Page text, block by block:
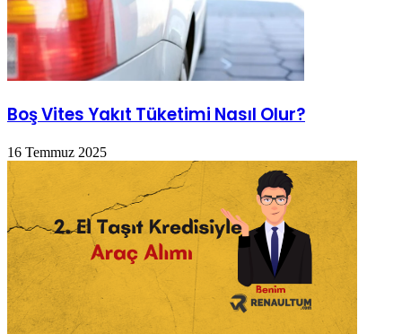
Boş Vites Yakıt Tüketimi Nasıl Olur?
16 Temmuz 2025